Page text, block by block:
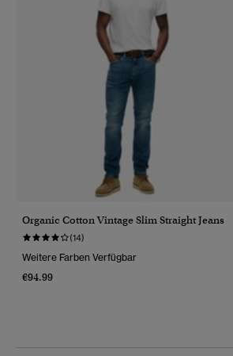
Organic Cotton Vintage Slim Straight Jeans
(14)
Weitere Farben Verfügbar
€94.99